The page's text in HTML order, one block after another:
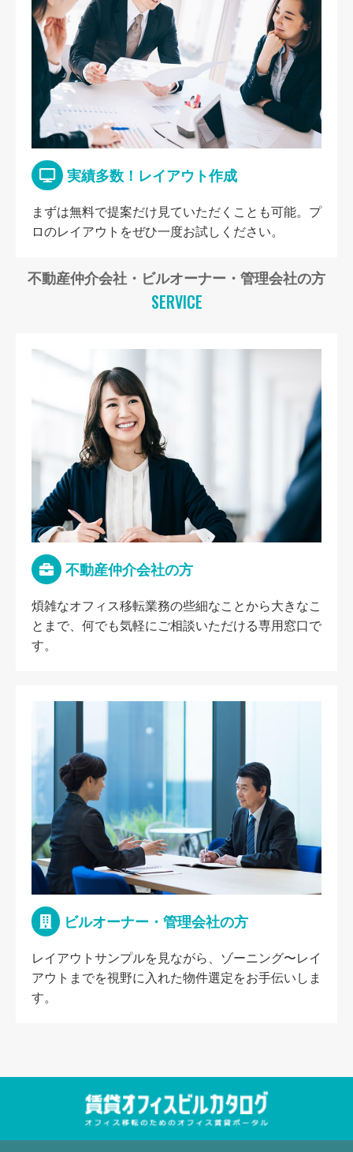
実績多数！レイアウト作成
まずは無料で提案だけ見ていただくことも可能。プ
ロのレイアウトをぜひ一度お試しください。
不動産仲介会社・ビルオーナー・管理会社の方
SERVICE
不動産仲介会社の方
煩雑なオフィス移転業務の些細なことから大きなこ
とまで、何でも気軽にご相談いただける専用窓口で
す。
ビルオーナー・管理会社の方
レイアウトサンプルを見ながら、ゾーニング〜レイ
アウトまでを視野に入れた物件選定をお手伝いしま
す。